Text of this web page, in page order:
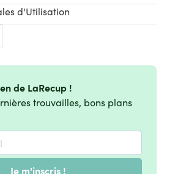
d'Utilisation
de LaRecup !
trouvailles, bons plans
Je m'inscris !